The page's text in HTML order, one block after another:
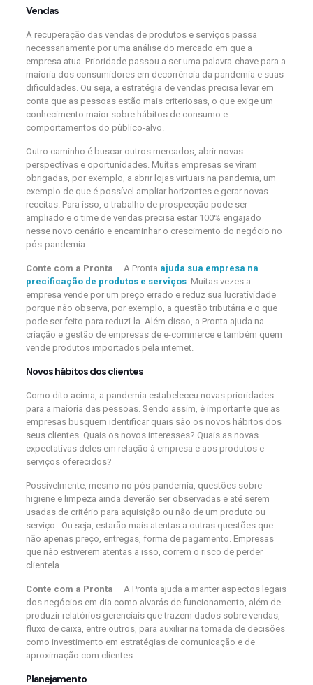
Vendas
A recuperação das vendas de produtos e serviços passa
necessariamente por uma análise do mercado em que a
empresa atua. Prioridade passou a ser uma palavra-chave para a
maioria dos consumidores em decorrência da pandemia e suas
dificuldades. Ou seja, a estratégia de vendas precisa levar em
conta que as pessoas estão mais criteriosas, o que exige um
conhecimento maior sobre hábitos de consumo e
comportamentos do público-alvo.
Outro caminho é buscar outros mercados, abrir novas
perspectivas e oportunidades. Muitas empresas se viram
obrigadas, por exemplo, a abrir lojas virtuais na pandemia, um
exemplo de que é possível ampliar horizontes e gerar novas
receitas. Para isso, o trabalho de prospecção pode ser
ampliado e o time de vendas precisa estar 100% engajado
nesse novo cenário e encaminhar o crescimento do negócio no
pós-pandemia.
Conte com a Pronta – A Pronta ajuda sua empresa na
precificação de produtos e serviços. Muitas vezes a
empresa vende por um preço errado e reduz sua lucratividade
porque não observa, por exemplo, a questão tributária e o que
pode ser feito para reduzi-la. Além disso, a Pronta ajuda na
criação e gestão de empresas de e-commerce e também quem
vende produtos importados pela internet.
Novos hábitos dos clientes
Como dito acima, a pandemia estabeleceu novas prioridades
para a maioria das pessoas. Sendo assim, é importante que as
empresas busquem identificar quais são os novos hábitos dos
seus clientes. Quais os novos interesses? Quais as novas
expectativas deles em relação à empresa e aos produtos e
serviços oferecidos?
Possivelmente, mesmo no pós-pandemia, questões sobre
higiene e limpeza ainda deverão ser observadas e até serem
usadas de critério para aquisição ou não de um produto ou
serviço. Ou seja, estarão mais atentas a outras questões que
não apenas preço, entregas, forma de pagamento. Empresas
que não estiverem atentas a isso, correm o risco de perder
clientela.
Conte com a Pronta – A Pronta ajuda a manter aspectos legais
dos negócios em dia como alvarás de funcionamento, além de
produzir relatórios gerenciais que trazem dados sobre vendas,
fluxo de caixa, entre outros, para auxiliar na tomada de decisões
como investimento em estratégias de comunicação e de
aproximação com clientes.
Planejamento